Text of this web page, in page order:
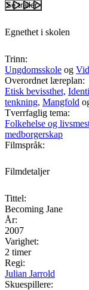
Se trailer
Egnethet i skolen
Trinn:
Ungdomsskole og
Overordnet læreplan:
Etisk bevissthet,
tenkning, Mangfold
Tverrfaglig tema:
Folkehelse og
medborgerskap
Filmspråk:
Filmdetaljer
Tittel:
Becoming Jane
År:
2007
Varighet:
2 timer
Regi:
Julian Jarrold
Skuespillere: